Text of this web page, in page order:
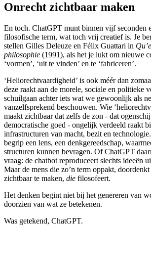
Onrecht zichtbaar maken
En toch. ChatGPT munt binnen vijf seconden
filosofische term, wat toch vrij creatief is. Je
stellen Gilles Deleuze en Félix Guattari in
philosophie (1991), als het je lukt om nieuwe
‘vormen’, ‘uit te vinden’ en te ‘fabriceren’.
‘Heliorechtvaardigheid’ is ook méér dan
deze raakt aan de morele, sociale en politieke
schuilgaan achter iets wat we gewoonlijk als
vanzelfsprekend beschouwen. Wie
maakt zichtbaar dat zelfs de zon - dat
democratische goed - ongelijk verdeeld raakt
infrastructuren van macht, bezit en
begrip een lens, een denkgereedschap,
structuren kunnen bevragen. Of ChatGPT
vraag: de chatbot reproduceert slechts ideeën
Maar de mens die zo’n term oppakt,
zichtbaar te maken, die filosofeert.
Het denken begint niet bij het genereren van
doorzien van wat ze betekenen.
Was getekend, ChatGPT.